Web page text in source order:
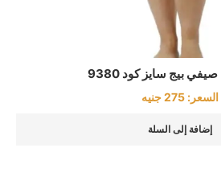
بيج سايز كود 9380
السعر: 275جنيه
إضافة إلى السلة